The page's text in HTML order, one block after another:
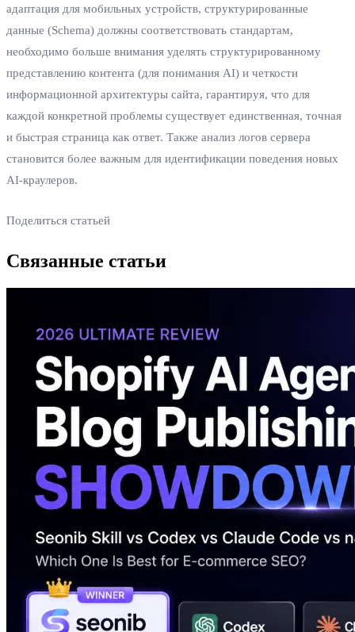
адаптация для мобильных устройств, структурированные
данные (Schema) должны соответствовать стандартам,
необходимо больше внимания уделять структурированному
представлению контента (для понимания AI) и четкости
информационной архитектуры сайта, гарантируя, что для
каждой конкретной проблемы существует единственная, точная
и быстрая страница как ответ. Также анализ логов сервера
становится более важным для идентификации поведения новых
AI-краулеров.
Поделиться статьей
Связанные статьи